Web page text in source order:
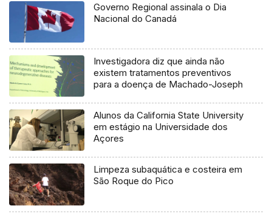
Governo Regional assinala o Dia
Nacional do Canadá
Investigadora diz que ainda não
existem tratamentos preventivos
para a doença de Machado-Joseph
Alunos da California State University
em estágio na Universidade dos
Açores
Limpeza subaquática e costeira em
São Roque do Pico